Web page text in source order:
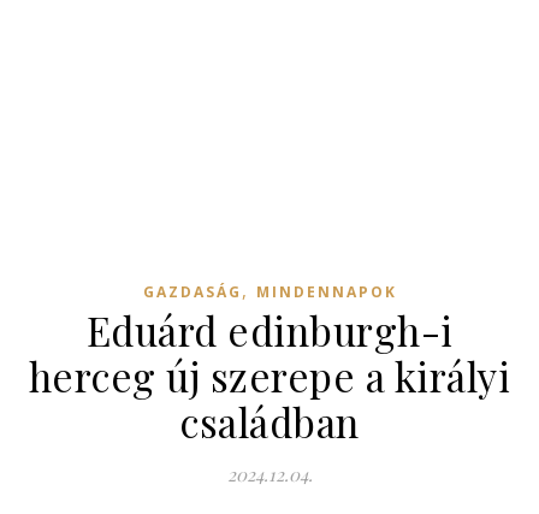
GAZDASÁG , MINDENNAPOK
Eduárd edinburgh-i
herceg új szerepe a királyi
családban
2024.12.04.